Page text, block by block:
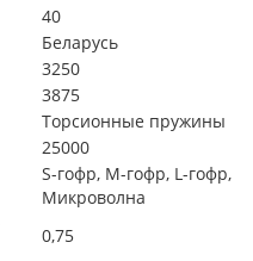
40
Беларусь
3250
3875
Торсионные пружины
25000
S-гофр, М-гофр, L-гофр,
Микроволна
0,75